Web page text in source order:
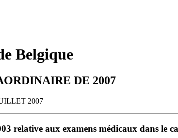
Belgique
DE 2007
2007
relative aux examens médicaux dans le